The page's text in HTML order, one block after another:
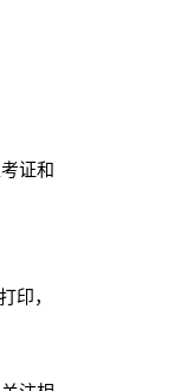
证和
印，